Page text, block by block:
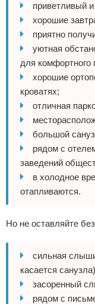
приветливый
хорошие
приятно
уютная
для комфортного
хорошие
кроватях;
отличная
большой
рядом с
заведений
в холодное
отапливаются.
Но не оставляйте
сильная
касается
засоренный
рядом с